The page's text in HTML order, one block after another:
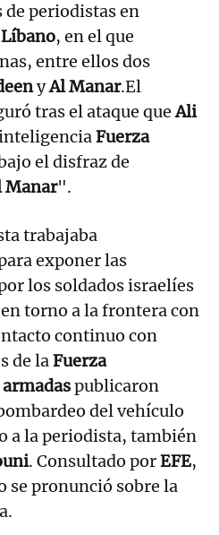
periodistas en
Líbano, en el que
entre ellos dos
yAl Manar.El
tras el ataque queAli
Fuerza
el disfraz de
Manar".
trabajaba
exponer las
los soldados israelíes
torno a la frontera con
continuo con
de laFuerza
publicaron
del vehículo
a la periodista, también
. Consultado porEFE,
se pronunció sobre la